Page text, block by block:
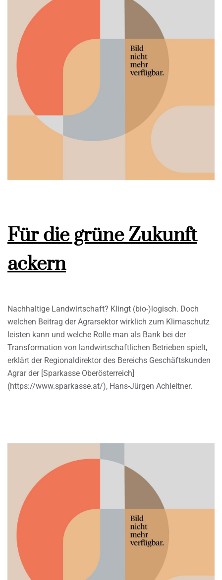
Für die grüne Zukunft
ackern
Nachhaltige Landwirtschaft? Klingt (bio-)logisch. Doch
welchen Beitrag der Agrarsektor wirklich zum Klimaschutz
leisten kann und welche Rolle man als Bank bei der
Transformation von landwirtschaftlichen Betrieben spielt,
erklärt der Regionaldirektor des Bereichs Geschäftskunden
Agrar der [Sparkasse Oberösterreich]
(https://www.sparkasse.at/), Hans-Jürgen Achleitner.